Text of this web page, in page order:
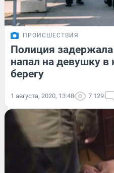
ПРОИСШЕСТВИЯ
Полиция
напал на девушку в
берегу
1 августа, 2020, 13:48 7 129